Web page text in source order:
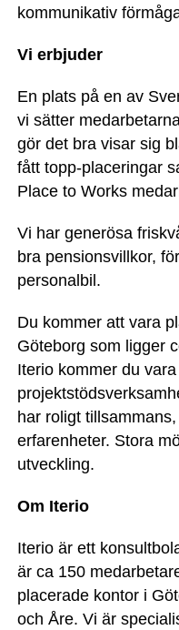
kommunikativ
Vi erbjuder
En plats på en av
vi sätter
gör det bra visar sig
fått topp-placeringar
Place to Works
Vi har generösa
bra pensionsvillkor,
personalbil.
Du kommer att vara
Göteborg som ligger
Iterio kommer du
har roligt
erfarenheter. Stora
utveckling.
Om Iterio
Iterio är ett
är ca 150
placerade kontor i
och Åre. Vi är